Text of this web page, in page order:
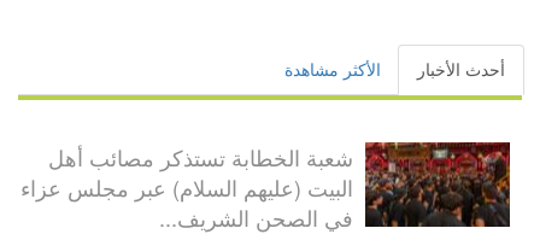
أحدث الأخبار الأكثر مشاهدة
شعبة الخطابة تستذكر مصائب أهل
البيت (عليهم السلام) عبر مجلس عزاء
في الصحن الشريف...